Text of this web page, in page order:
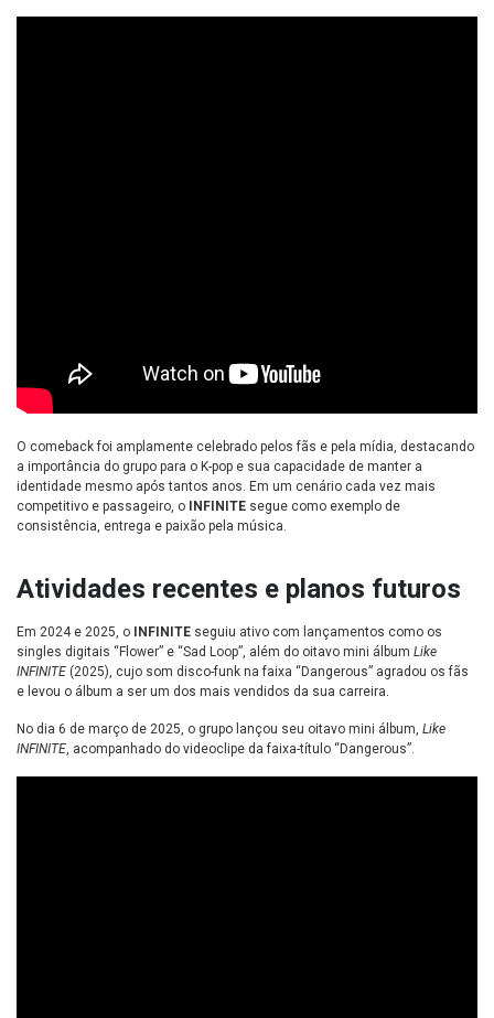
O comeback foi amplamente celebrado pelos fãs e pela mídia, destacando
a importância do grupo para o K-pop e sua capacidade de manter a
identidade mesmo após tantos anos. Em um cenário cada vez mais
competitivo e passageiro, o
INFINITE segue como exemplo de
consistência, entrega e paixão pela música.
Atividades recentes e planos futuros
Em 2024 e 2025, o INFINITE seguiu ativo com lançamentos como os
singles digitais “Flower” e “Sad Loop”, além do oitavo mini álbum Like
INFINITE (2025), cujo som disco-funk na faixa “Dangerous” agradou os fãs
e levou o álbum a ser um dos mais vendidos da sua carreira.
No dia 6 de março de 2025, o grupo lançou seu oitavo mini álbum, Like
INFINITE, acompanhado do videoclipe da faixa-título “Dangerous”.